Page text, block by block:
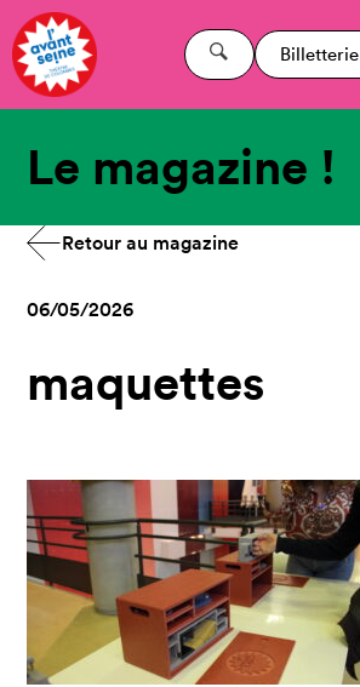
Billetterie
Le magazine !
Retour au magazine
06/05/2026
maquettes